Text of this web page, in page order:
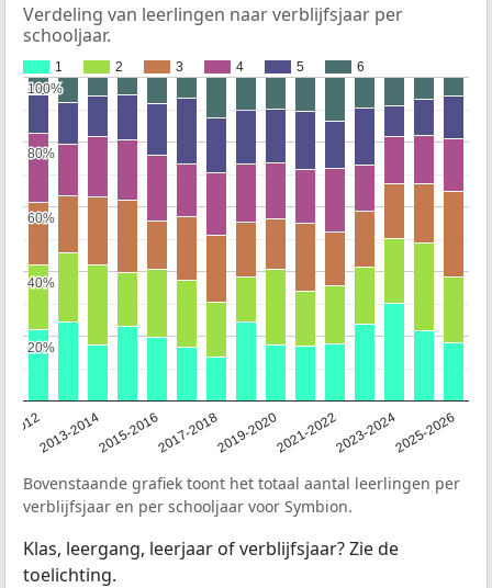
Verdeling van leerlingen naar verblijfsjaar per
schooljaar.
1 2 3 4 5 6
20122013-20142015-20162017-20182019-20202021-20222023-20242025-2026
20%
20%
40%
40%
60%
60%
80%
80%
100%
100%
Bovenstaande grafiek toont het totaal aantal leerlingen per
verblijfsjaar en per schooljaar voor Symbion.
Klas, leergang, leerjaar of verblijfsjaar? Zie de
toelichting.